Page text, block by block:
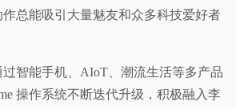
总能吸引大量魅友和众多科技爱好者
智能手机、AIoT、潮流生活等多产品
操作系统不断迭代升级，积极融入李